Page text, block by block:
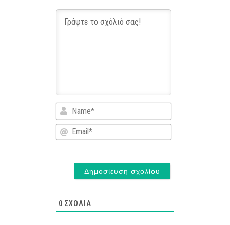
Name*
Email*
0 ΣΧΌΛΙΑ